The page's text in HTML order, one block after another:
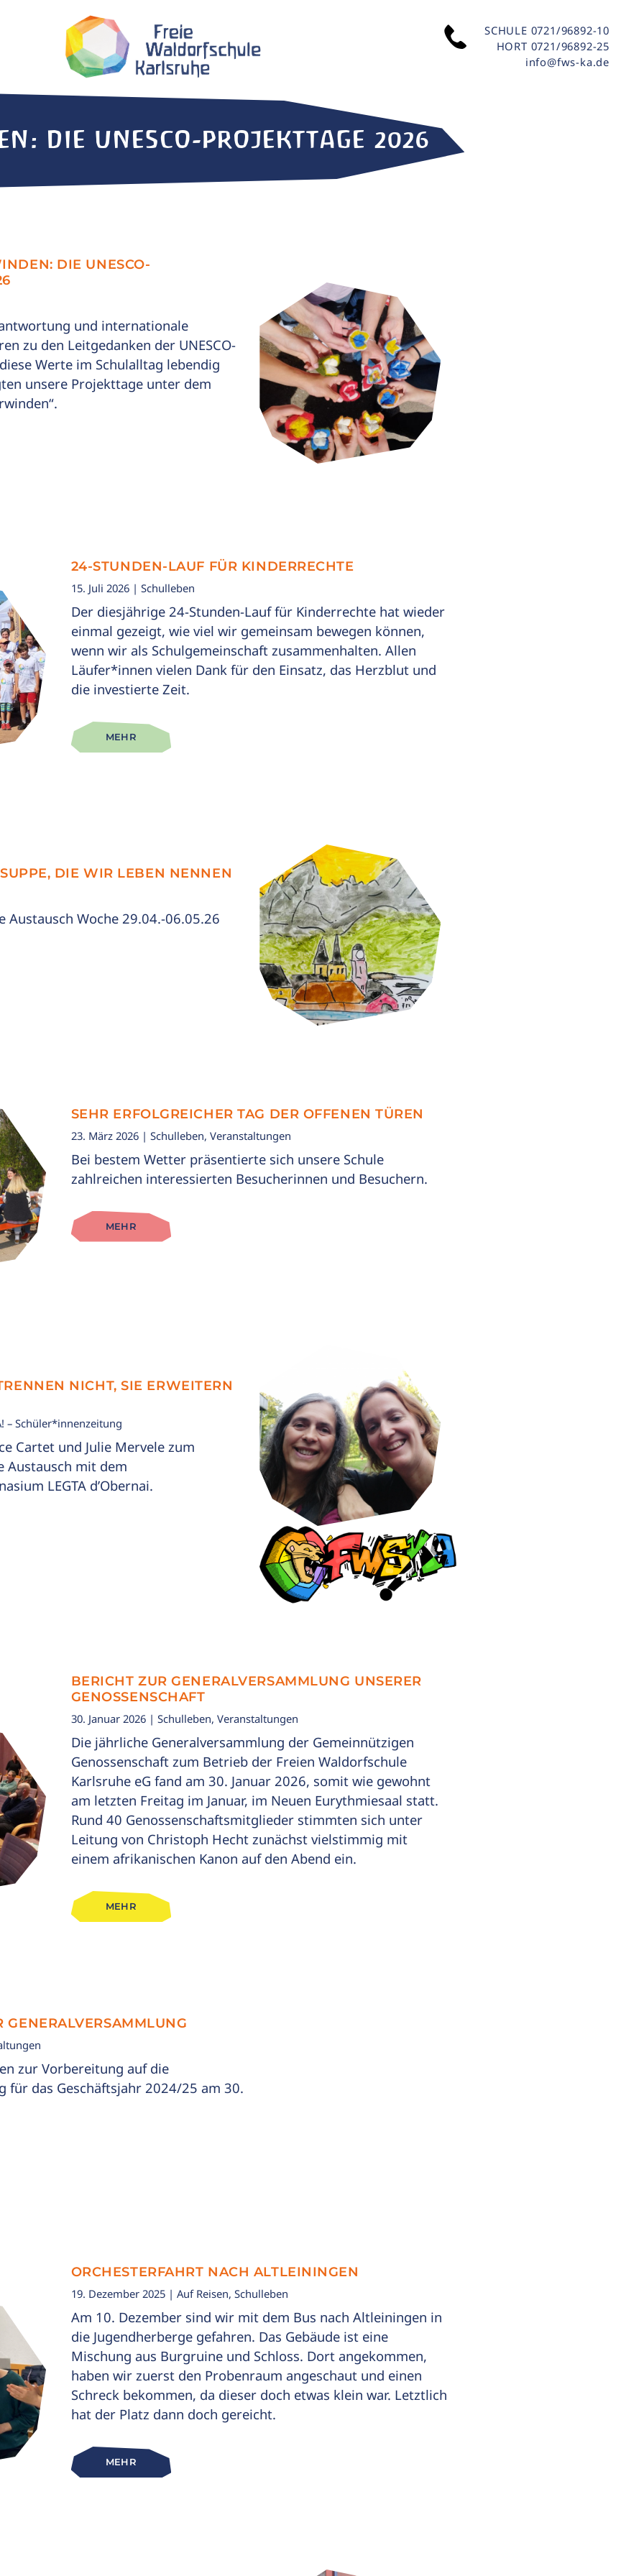
SCHULE 0721/96892-10
HORT 0721/96892-25
info@fws-ka.de
DIE UNESCO-PROJEKTTAGE 2026
DIE UNESCO-
und internationale
zu den Leitgedanken der UNESCO-
Werte im Schulalltag lebendig
unsere Projekttage unter dem
24-STUNDEN-LAUF FÜR KINDERRECHTE
15. Juli 2026 | Schulleben
Der diesjährige 24-Stunden-Lauf für Kinderrechte hat wieder
einmal gezeigt, wie viel wir gemeinsam bewegen können,
wenn wir als Schulgemeinschaft zusammenhalten. Allen
Läufer*innen vielen Dank für den Einsatz, das Herzblut und
die investierte Zeit.
MEHR
DIE WIR LEBEN NENNEN
Austausch Woche 29.04.-06.05.26
SEHR ERFOLGREICHER TAG DER OFFENEN TÜREN
23. März 2026 | Schulleben, Veranstaltungen
Bei bestem Wetter präsentierte sich unsere Schule
zahlreichen interessierten Besucherinnen und Besuchern.
MEHR
NICHT, SIE ERWEITERN
– Schüler*innenzeitung
Cartet und Julie Mervele zum
Austausch mit dem
LEGTA d’Obernai.
BERICHT ZUR GENERALVERSAMMLUNG UNSERER
GENOSSENSCHAFT
30. Januar 2026 | Schulleben, Veranstaltungen
Die jährliche Generalversammlung der Gemeinnützigen
Genossenschaft zum Betrieb der Freien Waldorfschule
Karlsruhe eG fand am 30. Januar 2026, somit wie gewohnt
am letzten Freitag im Januar, im Neuen Eurythmiesaal statt.
Rund 40 Genossenschaftsmitglieder stimmten sich unter
Leitung von Christoph Hecht zunächst vielstimmig mit
einem afrikanischen Kanon auf den Abend ein.
MEHR
GENERALVERSAMMLUNG
zur Vorbereitung auf die
für das Geschäftsjahr 2024/25 am 30.
ORCHESTERFAHRT NACH ALTLEININGEN
19. Dezember 2025 | Auf Reisen, Schulleben
Am 10. Dezember sind wir mit dem Bus nach Altleiningen in
die Jugendherberge gefahren. Das Gebäude ist eine
Mischung aus Burgruine und Schloss. Dort angekommen,
haben wir zuerst den Probenraum angeschaut und einen
Schreck bekommen, da dieser doch etwas klein war. Letztlich
hat der Platz dann doch gereicht.
MEHR